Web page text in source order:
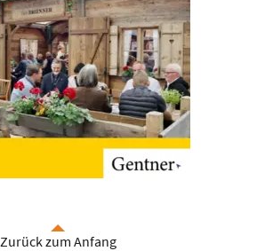
Zurück zum Anfang